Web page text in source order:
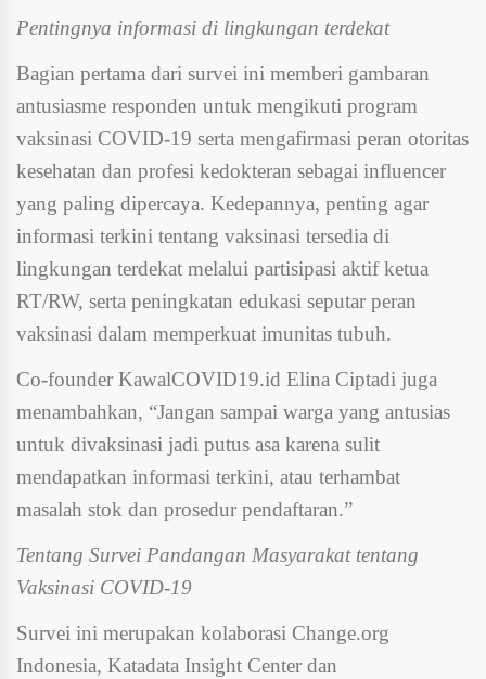
Pentingnya informasi di lingkungan terdekat
Bagian pertama dari survei ini memberi gambaran
antusiasme responden untuk mengikuti program
vaksinasi COVID-19 serta mengafirmasi peran otoritas
kesehatan dan profesi kedokteran sebagai influencer
yang paling dipercaya. Kedepannya, penting agar
informasi terkini tentang vaksinasi tersedia di
lingkungan terdekat melalui partisipasi aktif ketua
RT/RW, serta peningkatan edukasi seputar peran
vaksinasi dalam memperkuat imunitas tubuh.
Co-founder KawalCOVID19.id Elina Ciptadi juga
menambahkan, “Jangan sampai warga yang antusias
untuk divaksinasi jadi putus asa karena sulit
mendapatkan informasi terkini, atau terhambat
masalah stok dan prosedur pendaftaran.”
Tentang Survei Pandangan Masyarakat tentang
Vaksinasi COVID-19
Survei ini merupakan kolaborasi Change.org
Indonesia, Katadata Insight Center dan